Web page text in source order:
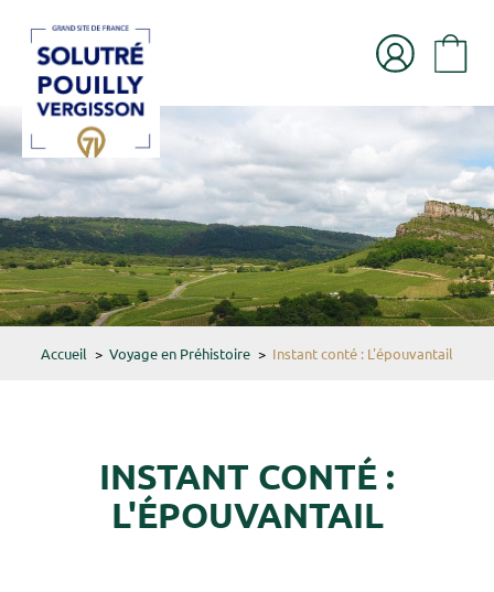
Accueil > Voyage en Préhistoire > Instant conté : L'épouvantail
INSTANT CONTÉ :
L'ÉPOUVANTAIL